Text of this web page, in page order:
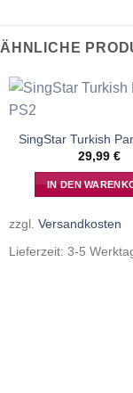
ÄHNLICHE
SingStar Turkish
29,99 €
IN DEN
zzgl. Versandkosten
Lieferzeit: 3-5